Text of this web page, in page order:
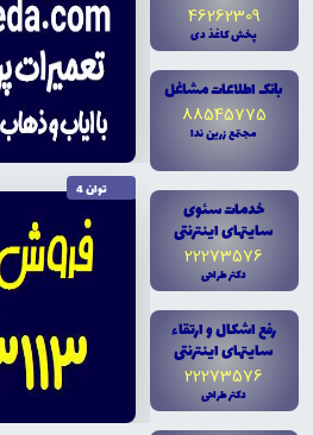
46262309
پخش کاغذ دى
بانک اطلاعات مشاغل
88545775
مجتمع زرين ندا
خدمات سئوى
سايتهاى اينترنتى
22273576
دکتر طراحى
رفع اشکال و ارتقاء
سايتهاى اينترنتى
22273576
دکتر طراحى
توان 4
تاریخ نگارش 1404/10/04